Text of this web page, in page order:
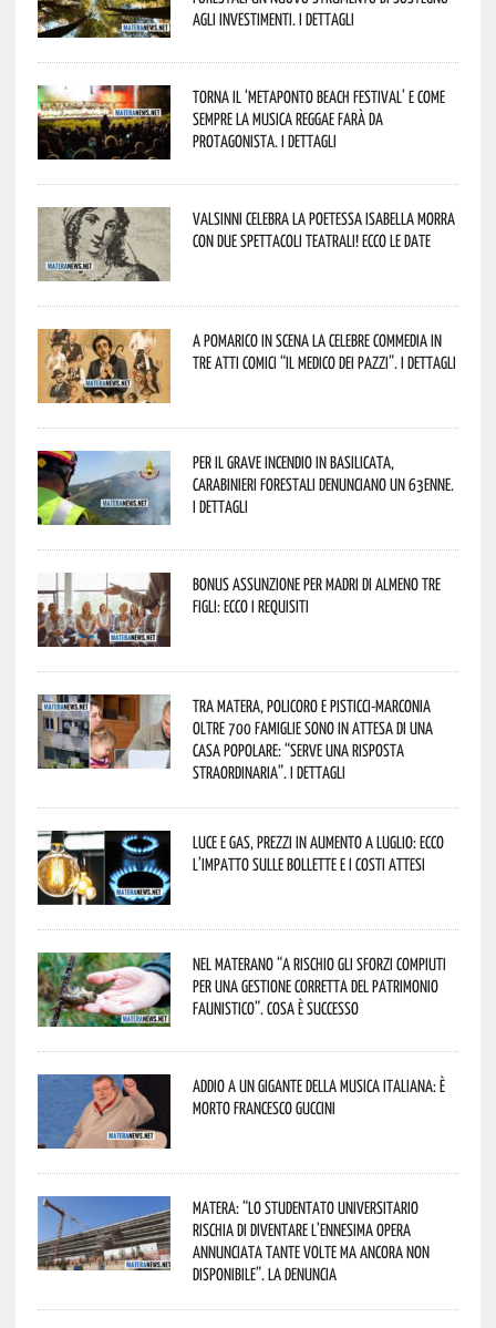
agli investimenti. I dettagli
Torna il ‘Metaponto beach festival’ e come
sempre la musica reggae farà da
protagonista. I dettagli
Valsinni celebra la poetessa Isabella Morra
con due spettacoli teatrali! Ecco le date
A Pomarico in scena la celebre commedia in
tre atti comici “Il medico dei pazzi”. I dettagli
Per il grave incendio in Basilicata,
Carabinieri forestali denunciano un 63enne.
I dettagli
Bonus assunzione per madri di almeno tre
figli: ecco i requisiti
Tra Matera, Policoro e Pisticci-Marconia
oltre 700 famiglie sono in attesa di una
casa popolare: “serve una risposta
straordinaria”. I dettagli
Luce e gas, prezzi in aumento a luglio: ecco
l’impatto sulle bollette e i costi attesi
Nel materano “a rischio gli sforzi compiuti
per una gestione corretta del patrimonio
faunistico”. Cosa è successo
Addio a un gigante della musica italiana: è
morto Francesco Guccini
Matera: “Lo studentato universitario
rischia di diventare l’ennesima opera
annunciata tante volte ma ancora non
disponibile”. La denuncia